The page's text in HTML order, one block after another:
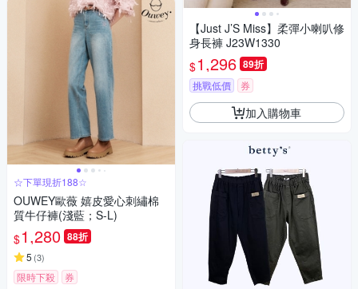
☆下單現折188☆
OUWEY歐薇 嬉皮愛心刺繡棉
質牛仔褲(淺藍；S-L)
$1,280 88折
5 (3)
限時下殺 券
【Just J’S Miss】柔彈小喇叭修
身長褲 J23W1330
$1,296 89折
挑戰低價 券
加入購物車